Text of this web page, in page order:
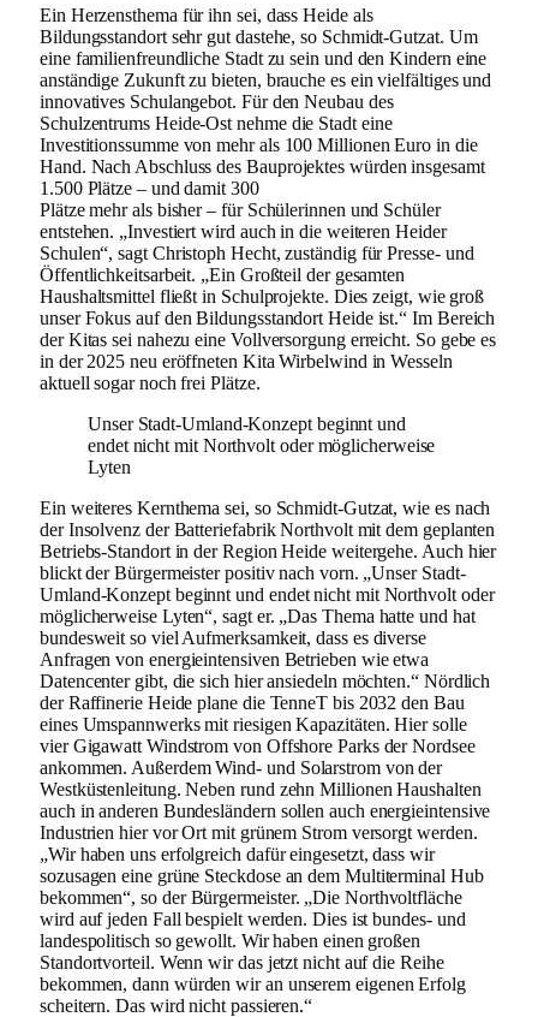
Ein Herzensthema für ihn sei, dass Heide als
Bildungsstandort sehr gut dastehe, so Schmidt-Gutzat. Um
eine familienfreundliche Stadt zu sein und den Kindern eine
anständige Zukunft zu bieten, brauche es ein vielfältiges und
innovatives Schulangebot. Für den Neubau des
Schulzentrums Heide-Ost nehme die Stadt eine
Investitionssumme von mehr als 100 Millionen Euro in die
Hand. Nach Abschluss des Bauprojektes würden insgesamt
1.500 Plätze – und damit 300
Plätze mehr als bisher – für Schülerinnen und Schüler
entstehen. „Investiert wird auch in die weiteren Heider
Schulen“, sagt Christoph Hecht, zuständig für Presse- und
Öffentlichkeitsarbeit. „Ein Großteil der gesamten
Haushaltsmittel fließt in Schulprojekte. Dies zeigt, wie groß
unser Fokus auf den Bildungsstandort Heide ist.“ Im Bereich
der Kitas sei nahezu eine Vollversorgung erreicht. So gebe es
in der 2025 neu eröffneten Kita Wirbelwind in Wesseln
aktuell sogar noch frei Plätze.
Unser Stadt-Umland-Konzept beginnt und
endet nicht mit Northvolt oder möglicherweise
Lyten
Ein weiteres Kernthema sei, so Schmidt-Gutzat, wie es nach
der Insolvenz der Batteriefabrik Northvolt mit dem geplanten
Betriebs-Standort in der Region Heide weitergehe. Auch hier
blickt der Bürgermeister positiv nach vorn. „Unser Stadt-
Umland-Konzept beginnt und endet nicht mit Northvolt oder
möglicherweise Lyten“, sagt er. „Das Thema hatte und hat
bundesweit so viel Aufmerksamkeit, dass es diverse
Anfragen von energieintensiven Betrieben wie etwa
Datencenter gibt, die sich hier ansiedeln möchten.“ Nördlich
der Raffinerie Heide plane die TenneT bis 2032 den Bau
eines Umspannwerks mit riesigen Kapazitäten. Hier solle
vier Gigawatt Windstrom von Offshore Parks der Nordsee
ankommen. Außerdem Wind- und Solarstrom von der
Westküstenleitung. Neben rund zehn Millionen Haushalten
auch in anderen Bundesländern sollen auch energieintensive
Industrien hier vor Ort mit grünem Strom versorgt werden.
„Wir haben uns erfolgreich dafür eingesetzt, dass wir
sozusagen eine grüne Steckdose an dem Multiterminal Hub
bekommen“, so der Bürgermeister. „Die Northvoltfläche
wird auf jeden Fall bespielt werden. Dies ist bundes- und
landespolitisch so gewollt. Wir haben einen großen
Standortvorteil. Wenn wir das jetzt nicht auf die Reihe
bekommen, dann würden wir an unserem eigenen Erfolg
scheitern. Das wird nicht passieren.“